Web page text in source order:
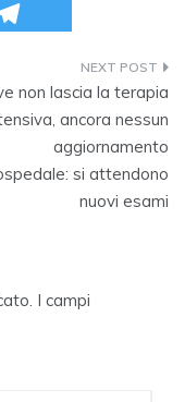
non lascia la terapia
ancora nessun
aggiornamento
si attendono
nuovi esami
I campi